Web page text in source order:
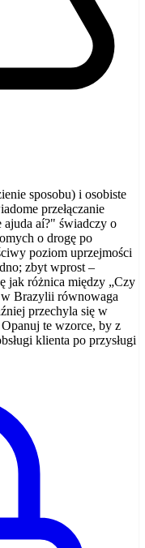
sposobu) i osobiste
przełączanie
ajuda aí?" świadczy o
o drogę po
poziom uprzejmości
zbyt wprost –
jak różnica między „Czy
Brazylii równowaga
przechyla się w
te wzorce, by z
klienta po przysługi